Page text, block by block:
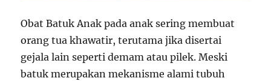
Obat Batuk Anak pada anak sering membuat
orang tua khawatir, terutama jika disertai
gejala lain seperti demam atau pilek. Meski
batuk merupakan mekanisme alami tubuh